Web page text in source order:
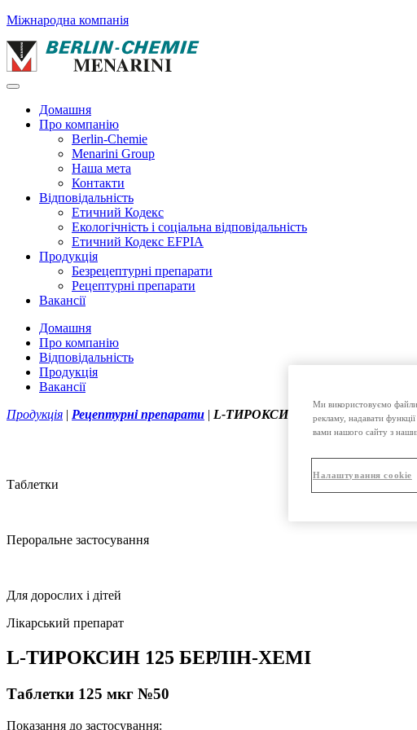
Міжнародна компанія
Домашня
Про компанію
Berlin-Chemie
Menarini Group
Наша мета
Контакти
Відповідальність
Етичний Кодекс
Екологічність і соціальна відповідальність
Етичний Кодекс EFPIA
Продукція
Безрецептурні препарати
Рецептурні препарати
Вакансії
Домашня
Про компанію
Відповідальність
Продукція
Вакансії
Продукція | Рецептурні препарати | L-ТИРОКСИН 125 БЕРЛІН-ХЕМІ
Таблетки
Пероральне застосування
Для дорослих і дітей
Лікарський препарат
L-ТИРОКСИН 125 БЕРЛІН-ХЕМІ
Таблетки 125 мкг №50
Показання до застосування:
Ми використовуємо
рекламу, надавати
вами нашого сайту з
Налаштування cookie